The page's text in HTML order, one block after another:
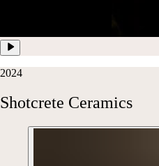
2024
Shotcrete Ceramics